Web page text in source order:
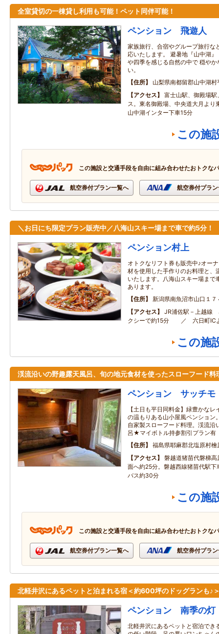
全室貸切の一棟貸し利用も可能！ペット同伴可能！
ペンション 飛遊人
家族旅行、合宿やグループ旅行な
応いたします。 避暑地『山中湖
や四季を感じる自然の中で 穏や
い。
住所
山梨県南都留郡山中湖
アクセス
富士山駅、御殿場
ス。東名御殿場、中央道大月より
山中湖インター下車15分
この施
この施設と交通手段を自由に組み合わせたおトクな
航空券付プラン一覧へ 航空券付プラ
＼お日にち限定プラン販売中／八海山スキー場まで車で約5分！
ペンション村上
オトクなリフト券も販売中♪オー
材を使用した手作りのお料理と、
いたします。八海山スキー場まで
あります。
住所
新潟県南魚沼市山口１７
アクセス
JR浦佐駅－上越線
クシーで約15分 ／ 六日町IC
この施
渓流沿いの野趣露天風呂、旬の地元食材を使ったスローフード料
ペンション サッチモ
【土日も平日同料金】緑豊かな
の温もりある山小屋風ペンション
自家製スローフード料理。渓流沿
呂★マイボトル持参割引プラン有
住所
福島県耶麻郡北塩原村
アクセス
磐越道猪苗代磐梯
面へ約25分。磐越西線猪苗代駅下
バス約30分
この施
この施設と交通手段を自由に組み合わせたおトクな
航空券付プラン一覧へ 航空券付プラ
北軽井沢にあるペットと泊まれる宿＜約600坪のドッグランも♪
ペンション 南季の灯
北軽井沢にあるペットと宿泊でき